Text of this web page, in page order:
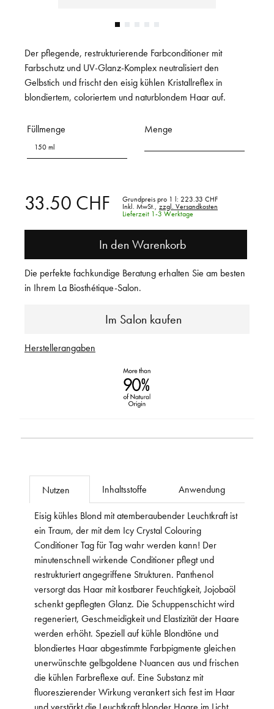
Der pflegende, restrukturierende Farbconditioner mit
Farbschutz und UV-Glanz-Komplex neutralisiert den
Gelbstich und frischt den eisig kühlen Kristallreflex in
blondiertem, coloriertem und naturblondem Haar auf.
Füllmenge
150 ml
Menge
33.50 CHF Grundpreis pro 1 l: 223.33 CHF
Inkl. MwSt.,
zzgl. Versandkosten
Lieferzeit 1-3 Werktage
In den Warenkorb
Im Salon kaufen
Die perfekte fachkundige Beratung erhalten Sie am besten
in Ihrem La Biosthétique-Salon.
Herstellerangaben
Nutzen Inhaltsstoffe Anwendung
Eisig kühles Blond mit atemberaubender Leuchtkraft ist
ein Traum, der mit dem Icy Crystal Colouring
Conditioner Tag für Tag wahr werden kann! Der
minutenschnell wirkende Conditioner pflegt und
restrukturiert angegriffene Strukturen. Panthenol
versorgt das Haar mit kostbarer Feuchtigkeit, Jojobaöl
schenkt gepflegten Glanz. Die Schuppenschicht wird
regeneriert, Geschmeidigkeit und Elastizität der Haare
werden erhöht. Speziell auf kühle Blondtöne und
blondiertes Haar abgestimmte Farbpigmente gleichen
unerwünschte gelbgoldene Nuancen aus und frischen
die kühlen Farbreflexe auf. Eine Substanz mit
fluoreszierender Wirkung verankert sich fest im Haar
und verstärkt die Leuchtkraft blonder Haare im Licht.